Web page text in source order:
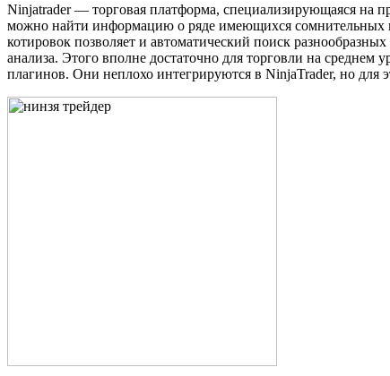
Ninjatrader — торговая платформа, специализирующаяся на
можно найти информацию о ряде имеющихся сомнительных
котировок позволяет и автоматический поиск
анализа. Этого вполне достаточно для торговли на
плагинов. Они неплохо интегрируются в NinjaTrader, но